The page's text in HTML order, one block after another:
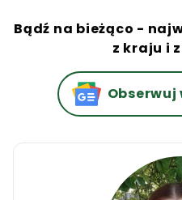
Bądź na bieżąco -
z kraju i
Obserwuj